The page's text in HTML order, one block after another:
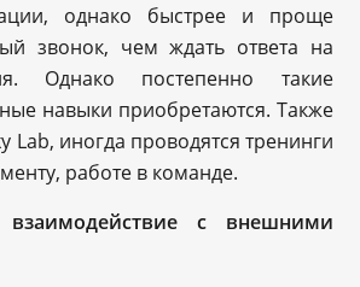
однако быстрее и проще
звонок, чем ждать ответа на
Однако постепенно такие
навыки приобретаются. Также
Lab, иногда проводятся тренинги
работе в команде.
взаимодействие с внешними